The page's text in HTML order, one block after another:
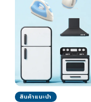
สินค้าแนะนำ